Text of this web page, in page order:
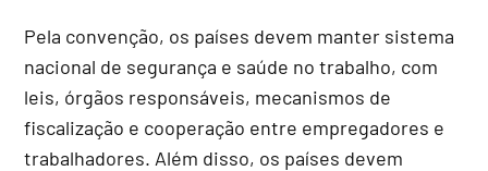
Pela convenção, os países devem manter sistema
nacional de segurança e saúde no trabalho, com
leis, órgãos responsáveis, mecanismos de
fiscalização e cooperação entre empregadores e
trabalhadores. Além disso, os países devem